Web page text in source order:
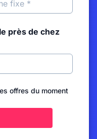
près de chez
offres du moment